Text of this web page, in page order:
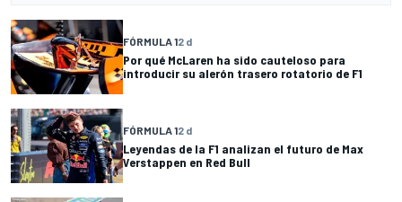
FÓRMULA 12 d
Por qué McLaren ha sido cauteloso para
introducir su alerón trasero rotatorio de F1
FÓRMULA 12 d
Leyendas de la F1 analizan el futuro de Max
Verstappen en Red Bull